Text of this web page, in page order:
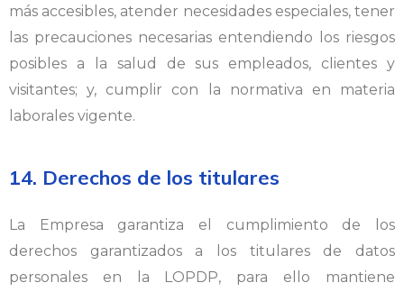
más accesibles, atender necesidades especiales, tener
las precauciones necesarias entendiendo los riesgos
posibles a la salud de sus empleados, clientes y
visitantes; y, cumplir con la normativa en materia
laborales vigente.
14. Derechos de los titulares
La Empresa garantiza el cumplimiento de los
derechos garantizados a los titulares de datos
personales en la LOPDP, para ello mantiene